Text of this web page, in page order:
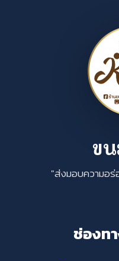
ข
"ส่งมอบความอ
ช่องท